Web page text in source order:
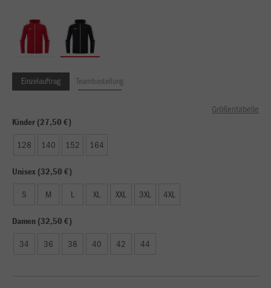
Einzelauftrag Teambestellung
Größentabelle
Kinder (27,50 €)
128 140 152 164
Unisex (32,50 €)
S M L XL XXL 3XL 4XL
Damen (32,50 €)
34 36 38 40 42 44